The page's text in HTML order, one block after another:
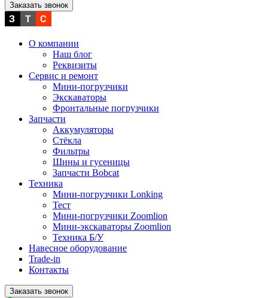
Заказать звонок
О компании
Наш блог
Реквизиты
Сервис и ремонт
Мини-погрузчики
Экскаваторы
Фронтальные погрузчики
Запчасти
Аккумуляторы
Стёкла
Фильтры
Шины и гусеницы
Запчасти Bobcat
Техника
Мини-погрузчики Lonking
Тест
Мини-погрузчики Zoomlion
Мини-экскаваторы Zoomlion
Техника Б/У
Навесное оборудование
Trade-in
Контакты
Заказать звонок